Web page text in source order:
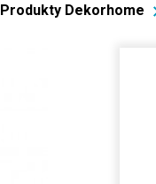
Produkty Dekorhome